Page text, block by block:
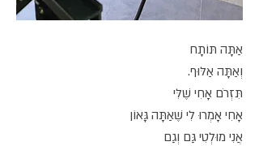
אַתָּה תּוֹתָח
וְאַתָּה אַלּוּף.
תִּזְרֹם אָחִי שֶׁלִּי
אָחִי אָמְרוּ לִי שֶׁאַתָּה גָּאוֹן
אֲנִי מוּלְטִי גַּם וְגַם